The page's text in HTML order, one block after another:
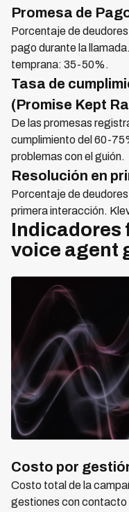
Promesa de
Porcentaje de
pago durante la
temprana: 35-50%.
Tasa de
(Promise Kept
De las promesas
cumplimiento del 60-
problemas con el guión.
Resolución en
Porcentaje de
primera interacción.
Indicadores
voice agent
Costo por
Costo total de la
gestiones con contacto